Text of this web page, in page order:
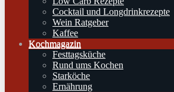
Cocktail und Longdrinkrezepte
Wein Ratgeber
Kaffee
Kochmagazin
Festtagsküche
Rund ums Kochen
Starköche
Ernährung